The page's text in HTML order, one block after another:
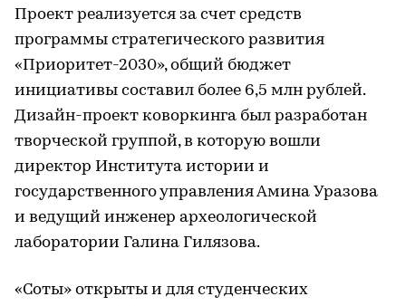
Проект реализуется за счет средств
программы стратегического развития
«Приоритет-2030», общий бюджет
инициативы составил более 6,5 млн рублей.
Дизайн-проект коворкинга был разработан
творческой группой, в которую вошли
директор Института истории и
государственного управления Амина Уразова
и ведущий инженер археологической
лаборатории Галина Гилязова.
«Соты» открыты и для студенческих